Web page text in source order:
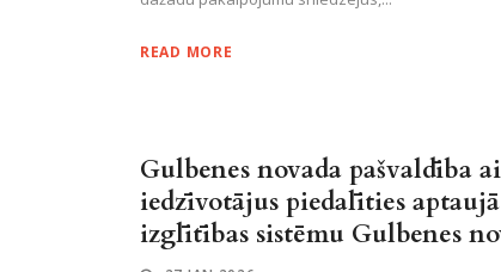
READ MORE
Gulbenes novada pašvaldība
iedzīvotājus piedalīties
izglītības sistēmu Gulbenes